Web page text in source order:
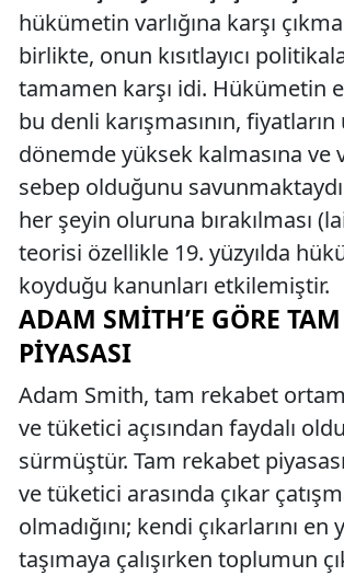
hükümetin varlığına karşı
birlikte, onun kısıtlayıcı
tamamen karşı idi. Hükümetin
bu denli karışmasının, fiyatların
dönemde yüksek kalmasına ve
sebep olduğunu
her şeyin oluruna bırakılması
teorisi özellikle 19. yüzyılda
koyduğu kanunları etkilemiştir.
ADAM SMITH’E GÖRE
PIYASASI
Adam Smith, tam rekabet
ve tüketici açısından faydalı
sürmüştür. Tam rekabet
ve tüketici arasında çıkar
olmadığını; kendi çıkarlarını en
taşımaya çalışırken toplumun